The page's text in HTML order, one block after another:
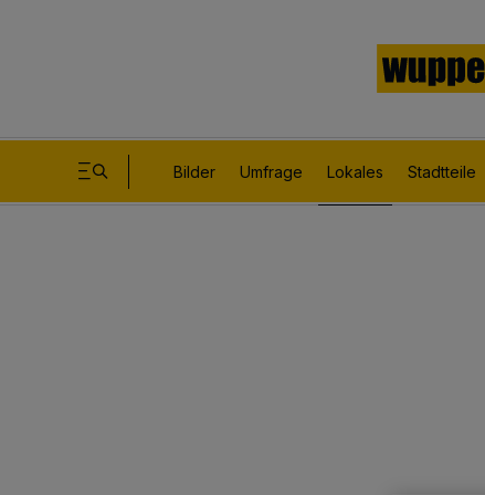
Bilder Umfrage Lokales Stadtteile